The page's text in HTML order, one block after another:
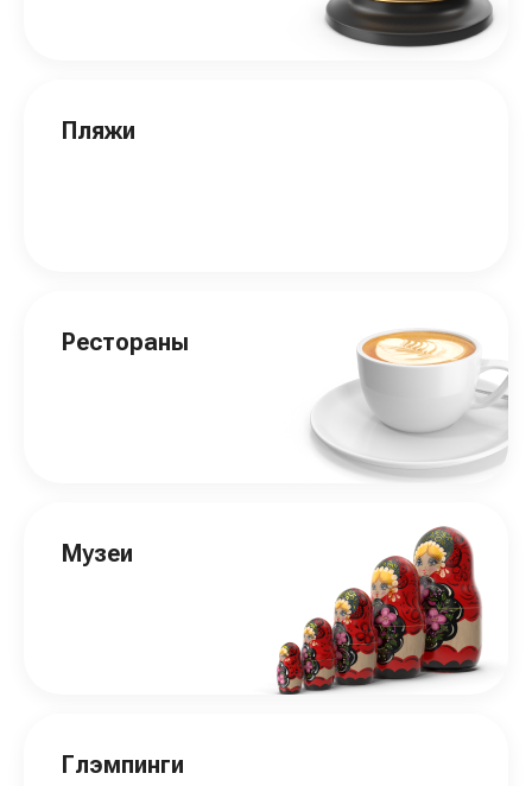
Пляжи
Рестораны
Музеи
Глэмпинги